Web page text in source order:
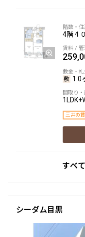
駅から徒歩
指定なし
入居可能日
4階４
1.0
三井の
すべ
シーダム目黒